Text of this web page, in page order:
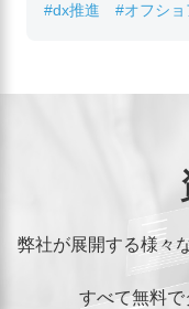
#dx推進 #オフショ
弊社が展開する様々
すべて無料で